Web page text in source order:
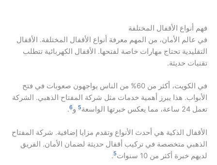
فهم أنواع الأقفال المختلفة
في عالم الأمان، من المهم معرفة أنواع الأقفال المختلفة. الأقفال
التقليدية تحتاج مهارات خاصة لفتحها. الأقفال الكهربائية تتطلب
تقنيات حديثة.
في الكويت، أكثر من 60% من الناس يواجهون صعوبات في فتح
الأبواب. هذا يبرز أهمية خدمات مثل شركة المفتاح الذهبي. الشركة
تعمل 24 ساعة، مما يعكس خبرتها الواسعة
5 و6
.
الأقفال الذكية هي أحدث الأنواع وتقدم مزايا إضافية. شركة المفتاح
الذهبي متخصصة في تركيب أقفال حديثة لضمان الأمان. الفريق
لديهم خبرة أكثر من 10 سنوات
5
.